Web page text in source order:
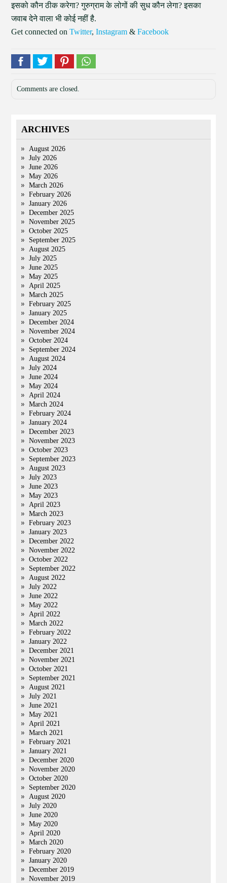
इसको कौन ठीक करेगा? गुरुग्राम के लोगों की सुध कौन लेगा? इसका
जवाब देने वाला भी कोई नहीं है.
Get connected onTwitter,Instagram &Facebook
Comments are closed.
ARCHIVES
August 2026
July 2026
June 2026
May 2026
March 2026
February 2026
January 2026
December 2025
November 2025
October 2025
September 2025
August 2025
July 2025
June 2025
May 2025
April 2025
March 2025
February 2025
January 2025
December 2024
November 2024
October 2024
September 2024
August 2024
July 2024
June 2024
May 2024
April 2024
March 2024
February 2024
January 2024
December 2023
November 2023
October 2023
September 2023
August 2023
July 2023
June 2023
May 2023
April 2023
March 2023
February 2023
January 2023
December 2022
November 2022
October 2022
September 2022
August 2022
July 2022
June 2022
May 2022
April 2022
March 2022
February 2022
January 2022
December 2021
November 2021
October 2021
September 2021
August 2021
July 2021
June 2021
May 2021
April 2021
March 2021
February 2021
January 2021
December 2020
November 2020
October 2020
September 2020
August 2020
July 2020
June 2020
May 2020
April 2020
March 2020
February 2020
January 2020
December 2019
November 2019